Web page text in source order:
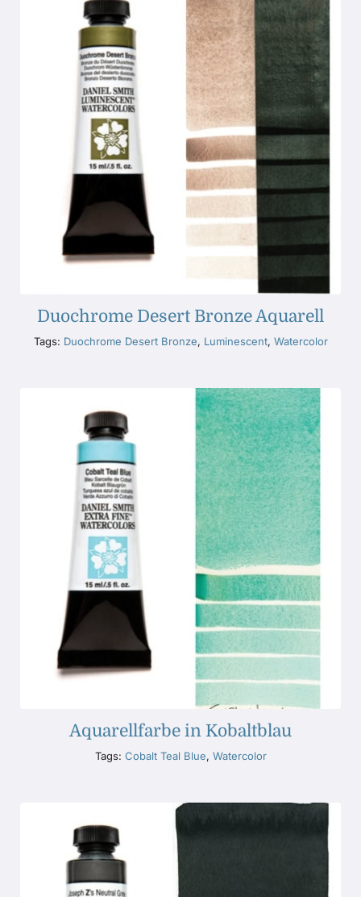
Duochrome Desert Bronze Aquarell
Tags: Duochrome Desert Bronze, Luminescent, Watercolor
Aquarellfarbe in Kobaltblau
Tags: Cobalt Teal Blue, Watercolor